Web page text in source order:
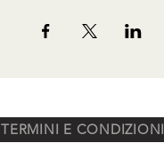
TERMINI E CONDIZIONI